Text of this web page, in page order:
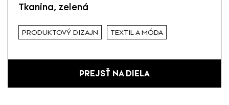
Tkanina, zelená
PRODUKTOVÝ DIZAJN TEXTIL A MÓDA
PREJSŤ NA DIELA